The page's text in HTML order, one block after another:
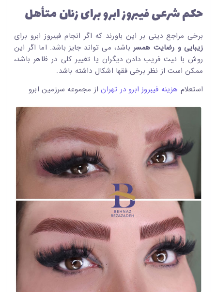
حکم شرعی فیبروز ابرو برای زنان متأهل
برخی مراجع دینی بر این باورند که اگر انجام فیبروز ابرو برای
زیبایی و رضایت همسر باشد، می تواند جایز باشد. اما اگر این
روش با نیت فریب دادن دیگران یا تغییر کلی در ظاهر باشد،
ممکن است از نظر برخی فقها اشکال داشته باشد.
استعلام هزینه فیبروز ابرو در تهراناز مجموعه سرزمین ابرو